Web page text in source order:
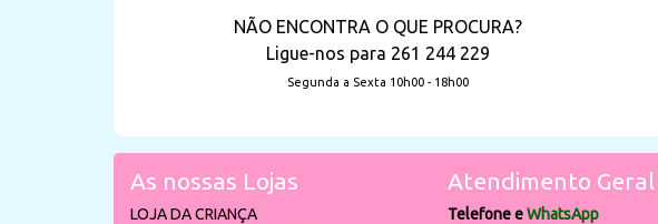
NÃO ENCONTRA O QUE PROCURA?
Ligue-nos para 261 244 229
Segunda a Sexta 10h00 - 18h00
As nossas Lojas
LOJA DA CRIANÇA
Atendimento Geral
Telefone eWhatsApp